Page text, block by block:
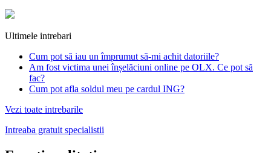
Ultimele intrebari
Cum pot să iau un împrumut să-mi achit datoriile?
Am fost victima unei înșelăciuni online pe OLX. Ce pot să
fac?
Cum pot afla soldul meu pe cardul ING?
Vezi toate intrebarile
Intreaba gratuit specialistii